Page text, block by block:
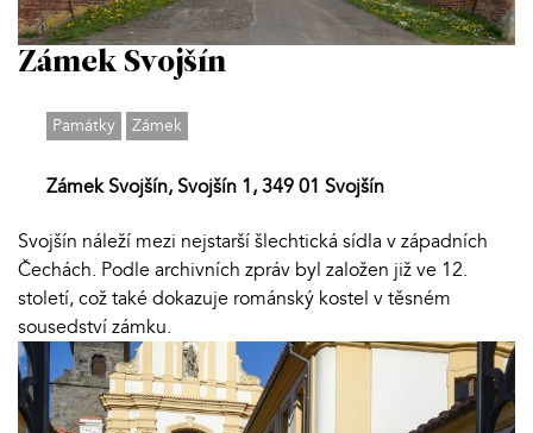
Zámek Svojšín
Památky Zámek
Zámek Svojšín, Svojšín 1, 349 01 Svojšín
Svojšín náleží mezi nejstarší šlechtická sídla v západních
Čechách. Podle archivních zpráv byl založen již ve 12.
století, což také dokazuje románský kostel v těsném
sousedství zámku.